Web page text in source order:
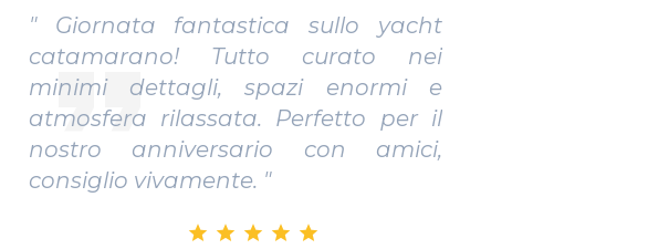
" Abbiamo noleggiato il
catamarano per un evento
aziendale, tutti entusiasti. Staff
disponibile, servizi extra utili e
location spettacolare su Leuca. Da
rifare sicuramente! "